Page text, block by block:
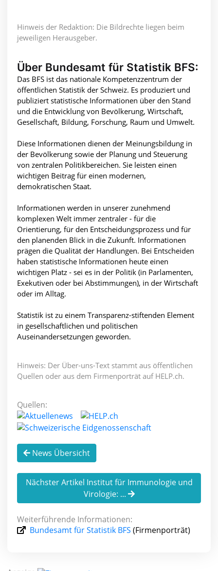
Hinweis der Redaktion: Die Bildrechte liegen beim
jeweiligen Herausgeber.
Über Bundesamt für Statistik BFS:
Das BFS ist das nationale Kompetenzzentrum der
öffentlichen Statistik der Schweiz. Es produziert und
publiziert statistische Informationen über den Stand
und die Entwicklung von Bevölkerung, Wirtschaft,
Gesellschaft, Bildung, Forschung, Raum und Umwelt.
Diese Informationen dienen der Meinungsbildung in
der Bevölkerung sowie der Planung und Steuerung
von zentralen Politikbereichen. Sie leisten einen
wichtigen Beitrag für einen modernen,
demokratischen Staat.
Informationen werden in unserer zunehmend
komplexen Welt immer zentraler - für die
Orientierung, für den Entscheidungsprozess und für
den planenden Blick in die Zukunft. Informationen
prägen die Qualität der Handlungen. Bei Entscheiden
haben statistische Informationen heute einen
wichtigen Platz - sei es in der Politik (in Parlamenten,
Exekutiven oder bei Abstimmungen), in der Wirtschaft
oder im Alltag.
Statistik ist zu einem Transparenz-stiftenden Element
in gesellschaftlichen und politischen
Auseinandersetzungen geworden.
Hinweis: Der Über-uns-Text stammt aus öffentlichen
Quellen oder aus dem Firmenporträt auf HELP.ch.
Quellen:
News Übersicht
Nächster Artikel Institut für Immunologie und
Virologie: ...
Weiterführende Informationen:
Bundesamt für Statistik BFS (Firmenporträt)